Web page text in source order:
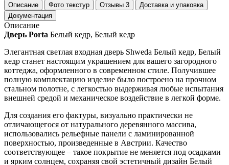
Описание
Фото текстур Отзывы 3
Доставка и упаковка
Документация
Описание
Дверь Porta Белый кедр, Белый кедр
Элегантная светлая входная дверь Shweda Белый кедр, Белый
кедр станет настоящим украшением для вашего загородного
коттеджа, оформленного в современном стиле. Получившее
полную комплектацию изделие было построено на прочном
стальном полотне, с легкостью выдерживая любые испытания
внешней средой и механическое воздействие в легкой форме.
Для создания его фактуры, визуально практически не
отличающегося от натурального деревянного массива,
использовались рельефные панели с ламинированной
поверхностью, произведенные в Австрии. Качество
соответствующее – такое покрытие не меняется под осадками
и ярким солнцем, сохраняя свой эстетичный дизайн Белый